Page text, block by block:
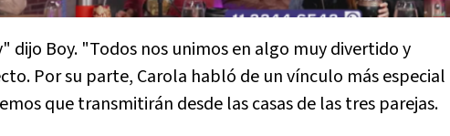
dijo Boy. "Todos nos unimos en algo muy divertido y
Por su parte, Carola habló de un vínculo más especial
que transmitirán desde las casas de las tres parejas.